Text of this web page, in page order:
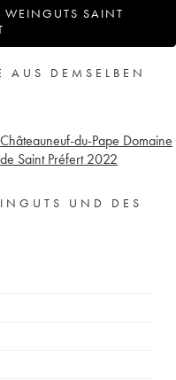
WEINGUTS SAINT
AUS DEMSELBEN
Châteauneuf-du-Pape Domaine
de Saint Préfert 2022
UND DES